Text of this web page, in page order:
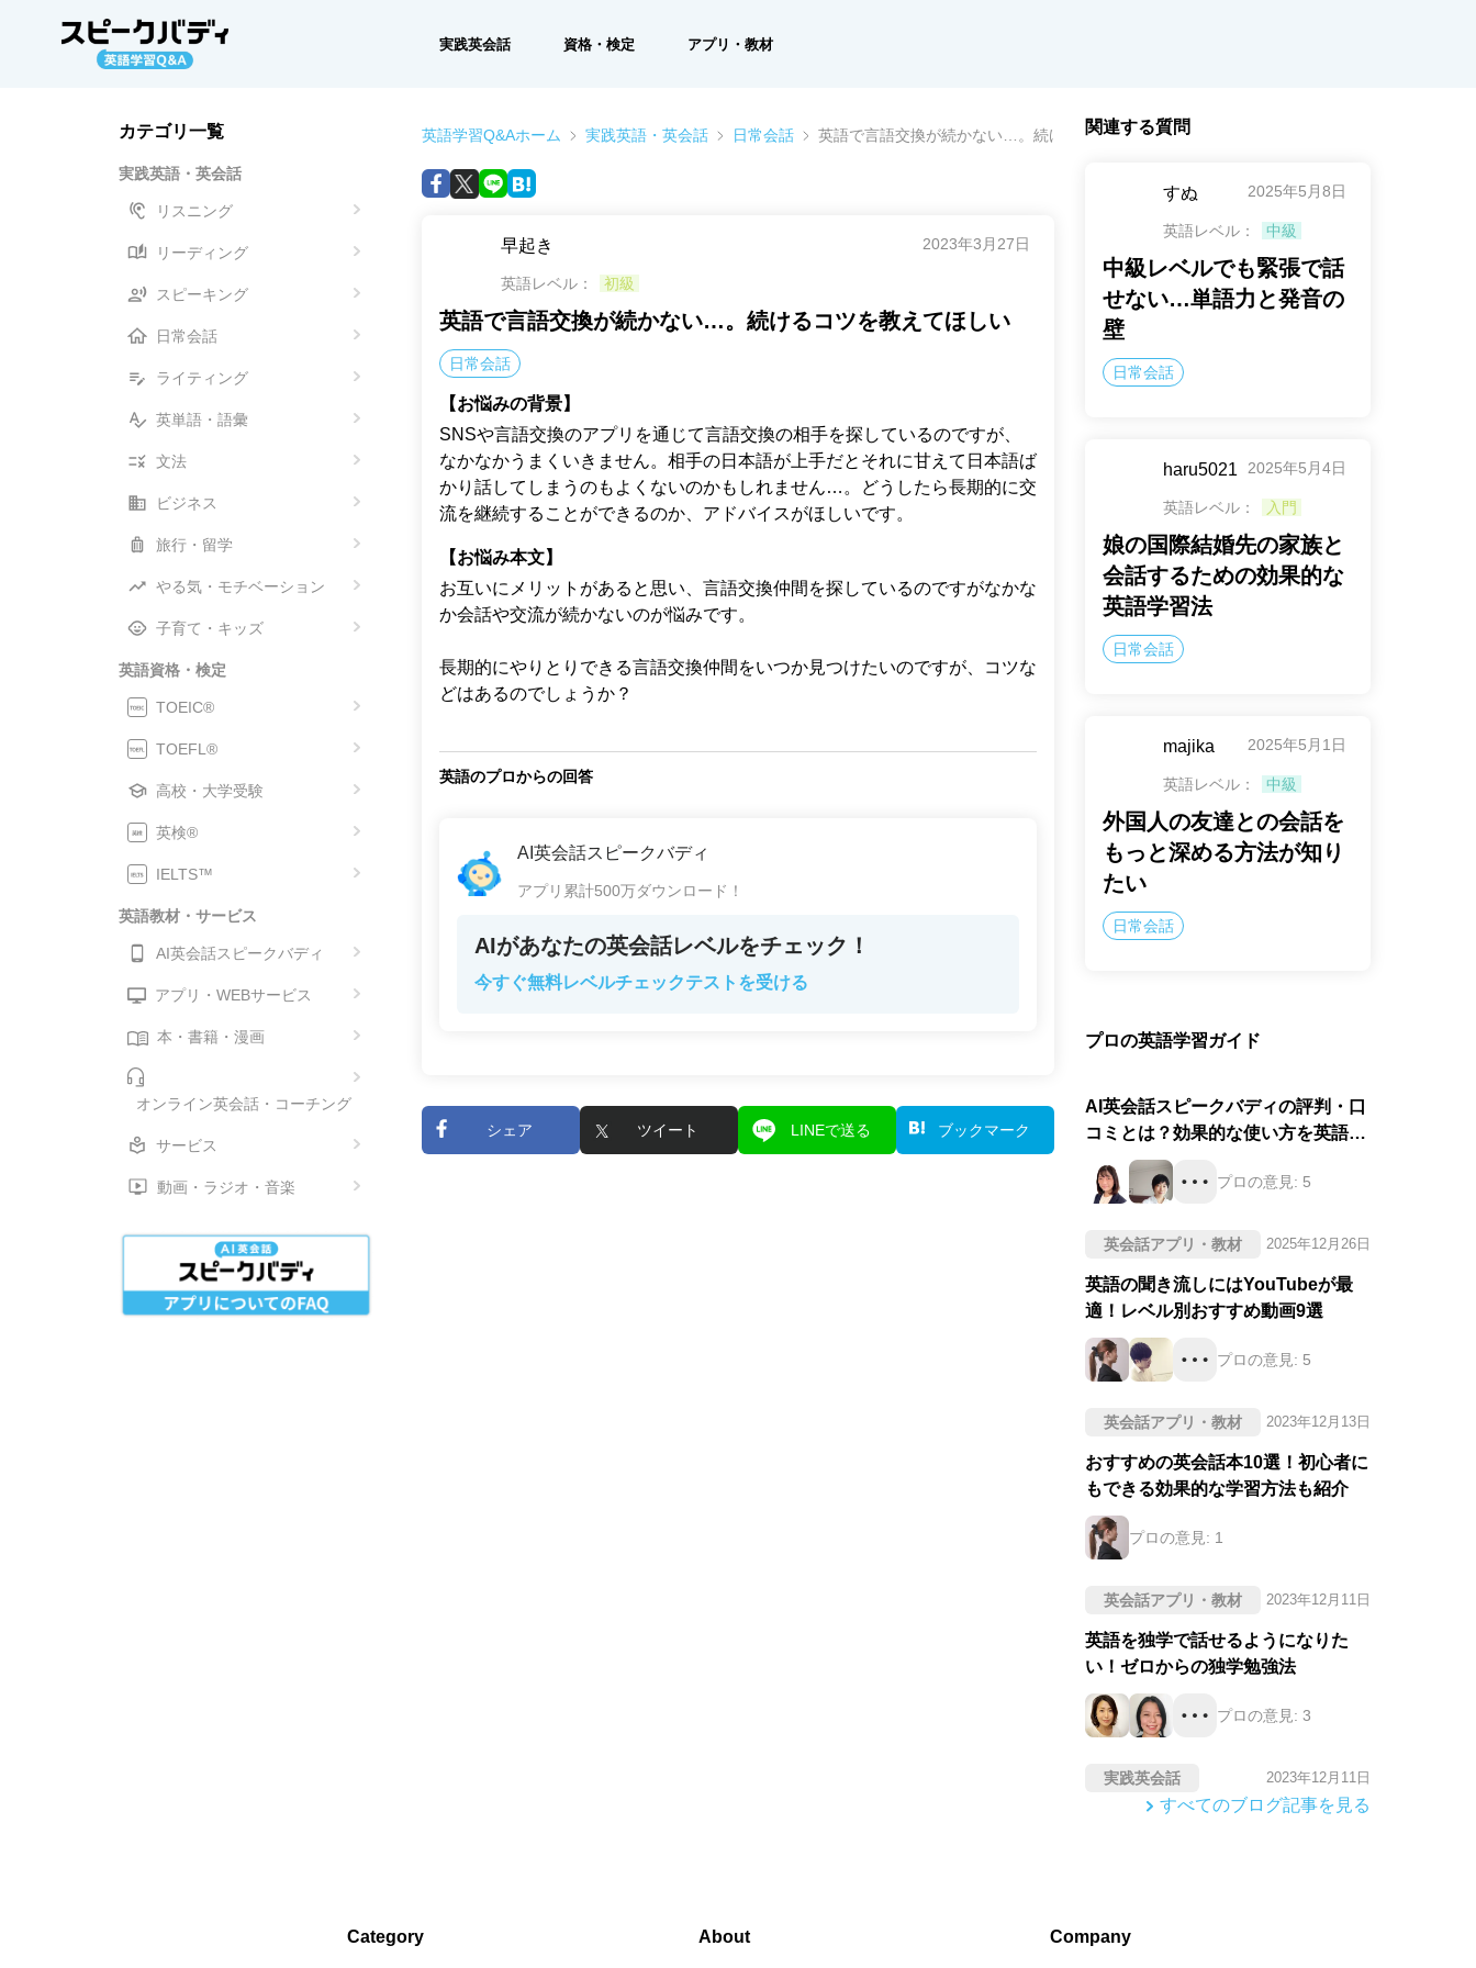
実践英会話 資格・検定 アプリ・教材
カテゴリ一覧
実践英語・英会話
リスニング
リーディング
スピーキング
日常会話
ライティング
英単語・語彙
文法
ビジネス
旅行・留学
やる気・モチベーション
子育て・キッズ
英語資格・検定
TOEIC®
TOEFL®
高校・大学受験
英検®
IELTS™
英語教材・サービス
AI英会話スピークバディ
アプリ・WEBサービス
本・書籍・漫画
オンライン英会話・コーチング
サービス
動画・ラジオ・音楽
英語学習Q&Aホーム 実践英語・英会話 日常会話 英語で言語交換が続かない…。続けるコツを教えてほしい
早起き 2023年3月27日
英語レベル： 初級
英語で言語交換が続かない…。続けるコツを教えてほしい
日常会話
【お悩みの背景】
SNSや言語交換のアプリを通じて言語交換の相手を探しているのですが、
なかなかうまくいきません。相手の日本語が上手だとそれに甘えて日本語ば
かり話してしまうのもよくないのかもしれません…。どうしたら長期的に交
流を継続することができるのか、アドバイスがほしいです。
【お悩み本文】
お互いにメリットがあると思い、言語交換仲間を探しているのですがなかな
か会話や交流が続かないのが悩みです。
長期的にやりとりできる言語交換仲間をいつか見つけたいのですが、コツな
どはあるのでしょうか？
英語のプロからの回答
AI英会話スピークバディ
アプリ累計500万ダウンロード！
AIがあなたの英会話レベルをチェック！
今すぐ無料レベルチェックテストを受ける
シェア ツイート LINEで送る ブックマーク
関連する質問
すぬ 2025年5月8日
英語レベル： 中級
中級レベルでも緊張で話
せない…単語力と発音の
壁
日常会話
haru5021 2025年5月4日
英語レベル： 入門
娘の国際結婚先の家族と
会話するための効果的な
英語学習法
日常会話
majika 2025年5月1日
英語レベル： 中級
外国人の友達との会話を
もっと深める方法が知り
たい
日常会話
プロの英語学習ガイド
AI英会話スピークバディの評判・口
コミとは？効果的な使い方を英語の
プロが徹底評価！
プロの意見: 5
英会話アプリ・教材 2025年12月26日
英語の聞き流しにはYouTubeが最
適！レベル別おすすめ動画9選
プロの意見: 5
英会話アプリ・教材 2023年12月13日
おすすめの英会話本10選！初心者に
もできる効果的な学習方法も紹介
プロの意見: 1
英会話アプリ・教材 2023年12月11日
英語を独学で話せるようになりた
い！ゼロからの独学勉強法
プロの意見: 3
実践英会話 2023年12月11日
すべてのブログ記事を見る
Category About Company